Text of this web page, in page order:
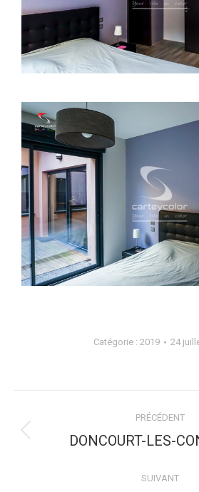
Catégorie : 2019 24
album
PRÉCÉDENT
Album
:
DONCOURT-LES-
SUIVANT